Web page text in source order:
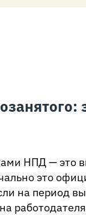
НПД — это
это
на период